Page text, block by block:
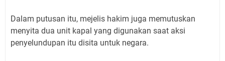
Dalam putusan itu, mejelis hakim juga memutuskan
menyita dua unit kapal yang digunakan saat aksi
penyelundupan itu disita untuk negara.